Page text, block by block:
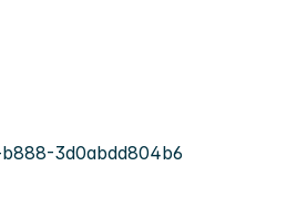
3d0abdd804b6